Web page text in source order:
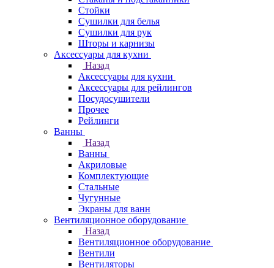
Стойки
Сушилки для белья
Сушилки для рук
Шторы и карнизы
Аксессуары для кухни
Назад
Аксессуары для кухни
Аксессуары для рейлингов
Посудосушители
Прочее
Рейлинги
Ванны
Назад
Ванны
Акриловые
Комплектующие
Стальные
Чугунные
Экраны для ванн
Вентиляционное оборудование
Назад
Вентиляционное оборудование
Вентили
Вентиляторы